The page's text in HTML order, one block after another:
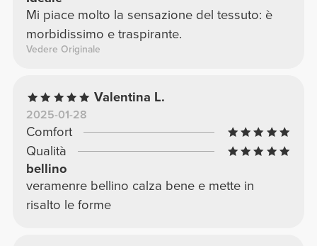
Mi piace molto la sensazione del tessuto: è
morbidissimo e traspirante.
Vedere Originale
Valentina L.
2025-01-28
Comfort
Qualità
bellino
veramenre bellino calza bene e mette in
risalto le forme